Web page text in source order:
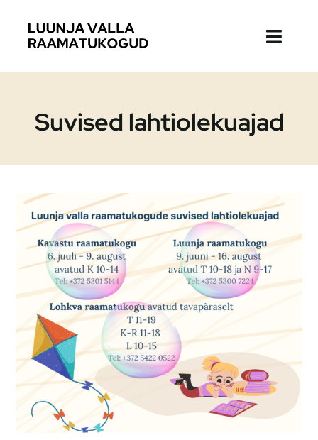
content
Kodulugu
K. E. Söödi lasteluuleauhind
Suvised lahtiolekuajad